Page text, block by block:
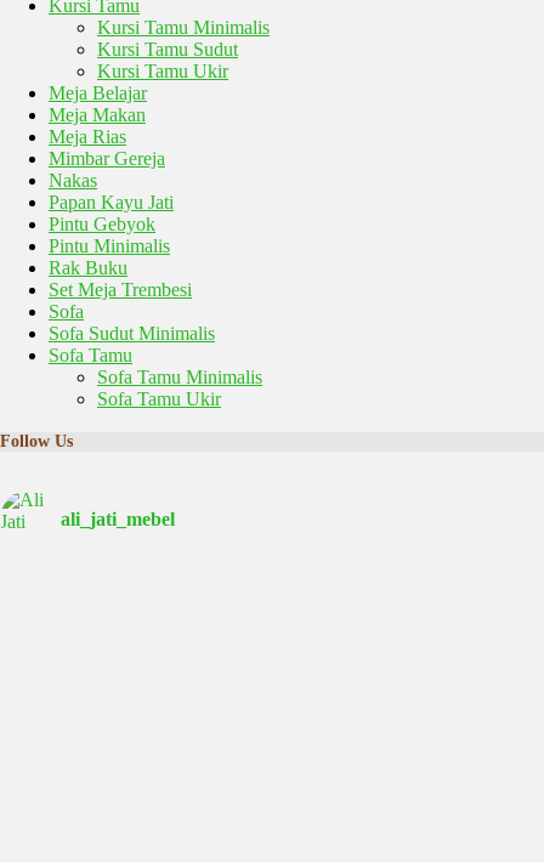
Kursi Tamu
Kursi Tamu Minimalis
Kursi Tamu Sudut
Kursi Tamu Ukir
Meja Belajar
Meja Makan
Meja Rias
Mimbar Gereja
Nakas
Papan Kayu Jati
Pintu Gebyok
Pintu Minimalis
Rak Buku
Set Meja Trembesi
Sofa
Sofa Sudut Minimalis
Sofa Tamu
Sofa Tamu Minimalis
Sofa Tamu Ukir
Follow Us
ali_jati_mebel